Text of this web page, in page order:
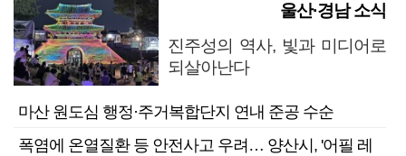
울산·경남 소식
진주성의 역사, 빛과 미디어로
되살아난다
마산 원도심 행정·주거복합단지 연내 준공 수순
폭염에 온열질환 등 안전사고 우려… 양산시, '어필 레